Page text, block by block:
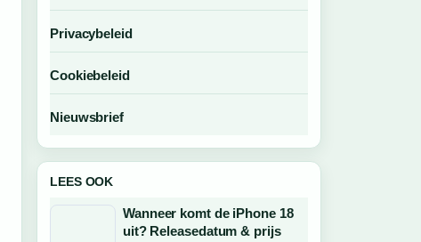
Privacybeleid
Cookiebeleid
Nieuwsbrief
LEES OOK
Wanneer komt de iPhone 18
uit? Releasedatum & prijs